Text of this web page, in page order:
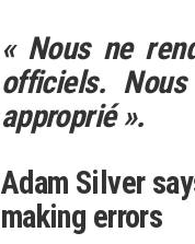
« Nous ne
officiels.
approprié ».
Adam Silver
making errors